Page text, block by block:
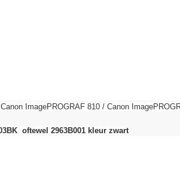
ImagePROGRAF 810 / Canon
oftewel 2963B001 kleur zwart